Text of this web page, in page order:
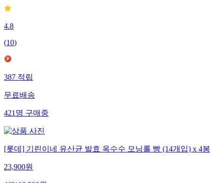
4.8
(10)
387적립
무료배송
421명구매중
[롯데] 기린이네 유산균 발효 옥수수 모닝롤 빵 (14개입) x 4봉
23,900원